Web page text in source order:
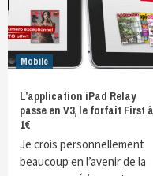
Mobile
L’application iPad Relay
passe en V3, le forfait First à
1€
Je crois personnellement
beaucoup en l’avenir de la